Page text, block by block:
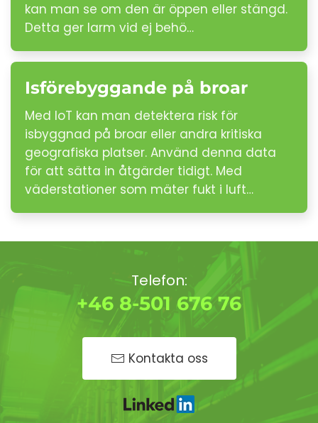
kan man se om den är öppen eller stängd.
Detta ger larm vid ej behö…
Isförebyggande på broar
Med IoT kan man detektera risk för
isbyggnad på broar eller andra kritiska
geografiska platser. Använd denna data
för att sätta in åtgärder tidigt. Med
väderstationer som mäter fukt i luft…
Telefon:
+46 8-501 676 76
Kontakta oss